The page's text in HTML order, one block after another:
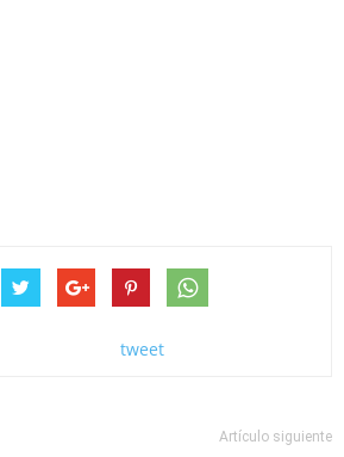
tweet
Artículo siguiente